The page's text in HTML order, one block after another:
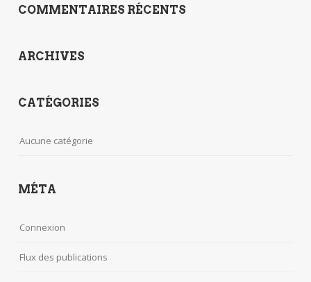
COMMENTAIRES RÉCENTS
ARCHIVES
CATÉGORIES
Aucune catégorie
MÉTA
Connexion
Flux des publications